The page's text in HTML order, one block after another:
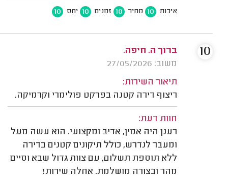
איכות 10 מחיר 10 זמנים 10 יחס 10
ברוך ה. חיפה.
משוב: 27/05/2026
תיאור השירות:
ריצוף דירה קטנה בפרקט פולימרי וקרמיקה.
חוות דעת:
רענן היה אמין, אדיב ומקצועי. הוא עשה מעל
ומעבר לנדרש, כולל תיקונים קטנים בדירה
ללא תוספת תשלום, עם צוות גדול שבא וסיים
מהר ובצורה מושלמת. אחלה שירות!
10